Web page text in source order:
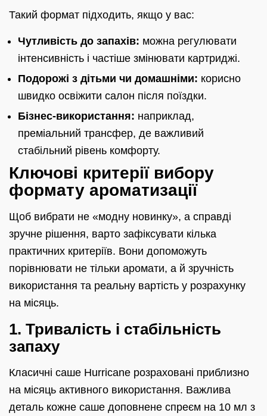
Такий формат підходить, якщо у вас:
Чутливість до запахів: можна регулювати
інтенсивність і частіше змінювати картриджі.
Подорожі з дітьми чи домашніми: корисно
швидко освіжити салон після поїздки.
Бізнес-використання: наприклад,
преміальний трансфер, де важливий
стабільний рівень комфорту.
Ключові критерії вибору
формату ароматизації
Щоб вибрати не «модну новинку», а справді
зручне рішення, варто зафіксувати кілька
практичних критеріїв. Вони допоможуть
порівнювати не тільки аромати, а й зручність
використання та реальну вартість у розрахунку
на місяць.
1. Тривалість і стабільність
запаху
Класичні саше Hurricane розраховані приблизно
на місяць активного використання. Важлива
деталь кожне саше доповнене спреєм на 10 мл з